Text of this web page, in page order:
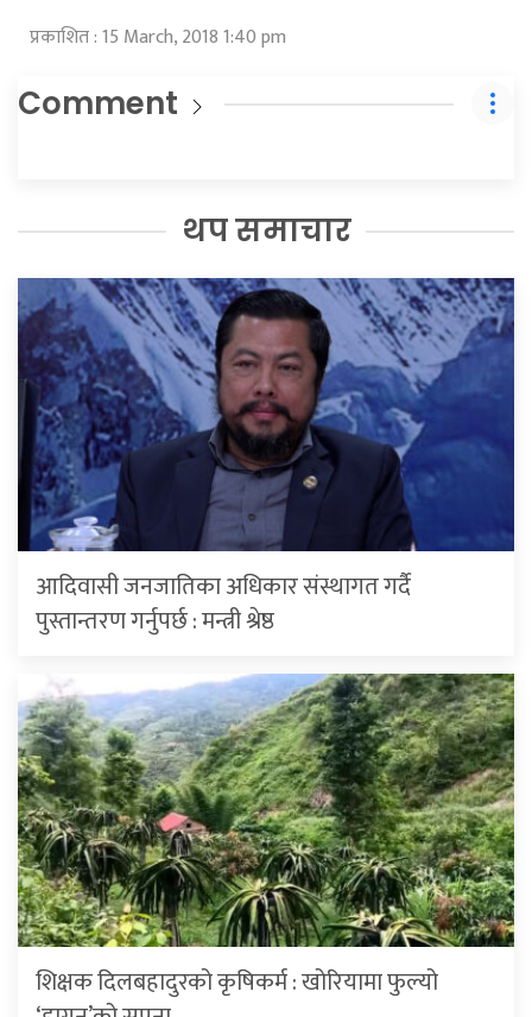
प्रकाशित : 15 March, 2018 1:40 pm
Comment
थप समाचार
आदिवासी जनजातिका अधिकार संस्थागत गर्दै
पुस्तान्तरण गर्नुपर्छ : मन्त्री श्रेष्ठ
शिक्षक दिलबहादुरको कृषिकर्म : खोरियामा फुल्यो